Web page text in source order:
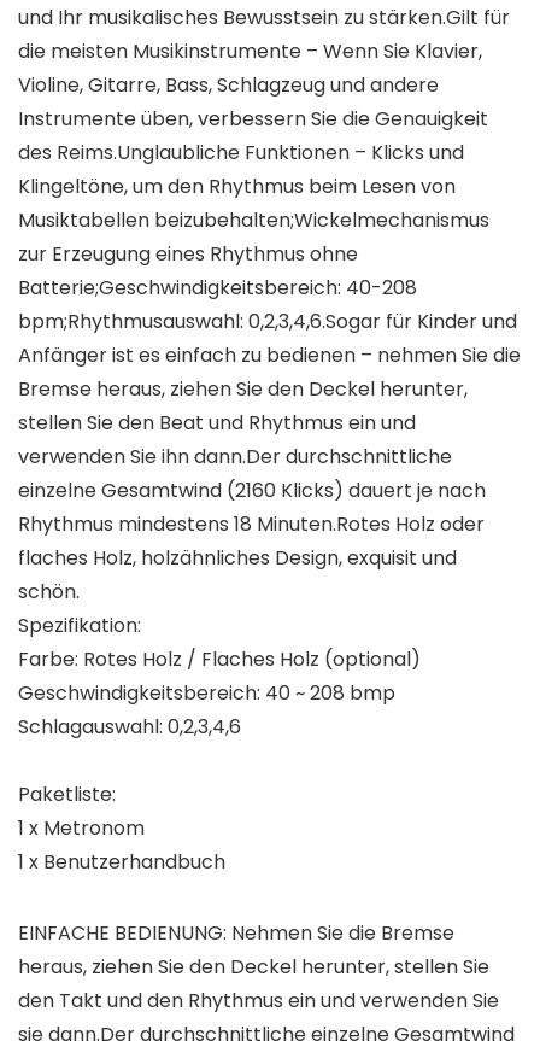
und Ihr musikalisches Bewusstsein zu stärken.Gilt für
die meisten Musikinstrumente – Wenn Sie Klavier,
Violine, Gitarre, Bass, Schlagzeug und andere
Instrumente üben, verbessern Sie die Genauigkeit
des Reims.Unglaubliche Funktionen – Klicks und
Klingeltöne, um den Rhythmus beim Lesen von
Musiktabellen beizubehalten;Wickelmechanismus
zur Erzeugung eines Rhythmus ohne
Batterie;Geschwindigkeitsbereich: 40-208
bpm;Rhythmusauswahl: 0,2,3,4,6.Sogar für Kinder und
Anfänger ist es einfach zu bedienen – nehmen Sie die
Bremse heraus, ziehen Sie den Deckel herunter,
stellen Sie den Beat und Rhythmus ein und
verwenden Sie ihn dann.Der durchschnittliche
einzelne Gesamtwind (2160 Klicks) dauert je nach
Rhythmus mindestens 18 Minuten.Rotes Holz oder
flaches Holz, holzähnliches Design, exquisit und
schön.
Spezifikation:
Farbe: Rotes Holz / Flaches Holz (optional)
Geschwindigkeitsbereich: 40 ~ 208 bmp
Schlagauswahl: 0,2,3,4,6
Paketliste:
1 x Metronom
1 x Benutzerhandbuch
EINFACHE BEDIENUNG: Nehmen Sie die Bremse
heraus, ziehen Sie den Deckel herunter, stellen Sie
den Takt und den Rhythmus ein und verwenden Sie
sie dann.Der durchschnittliche einzelne Gesamtwind